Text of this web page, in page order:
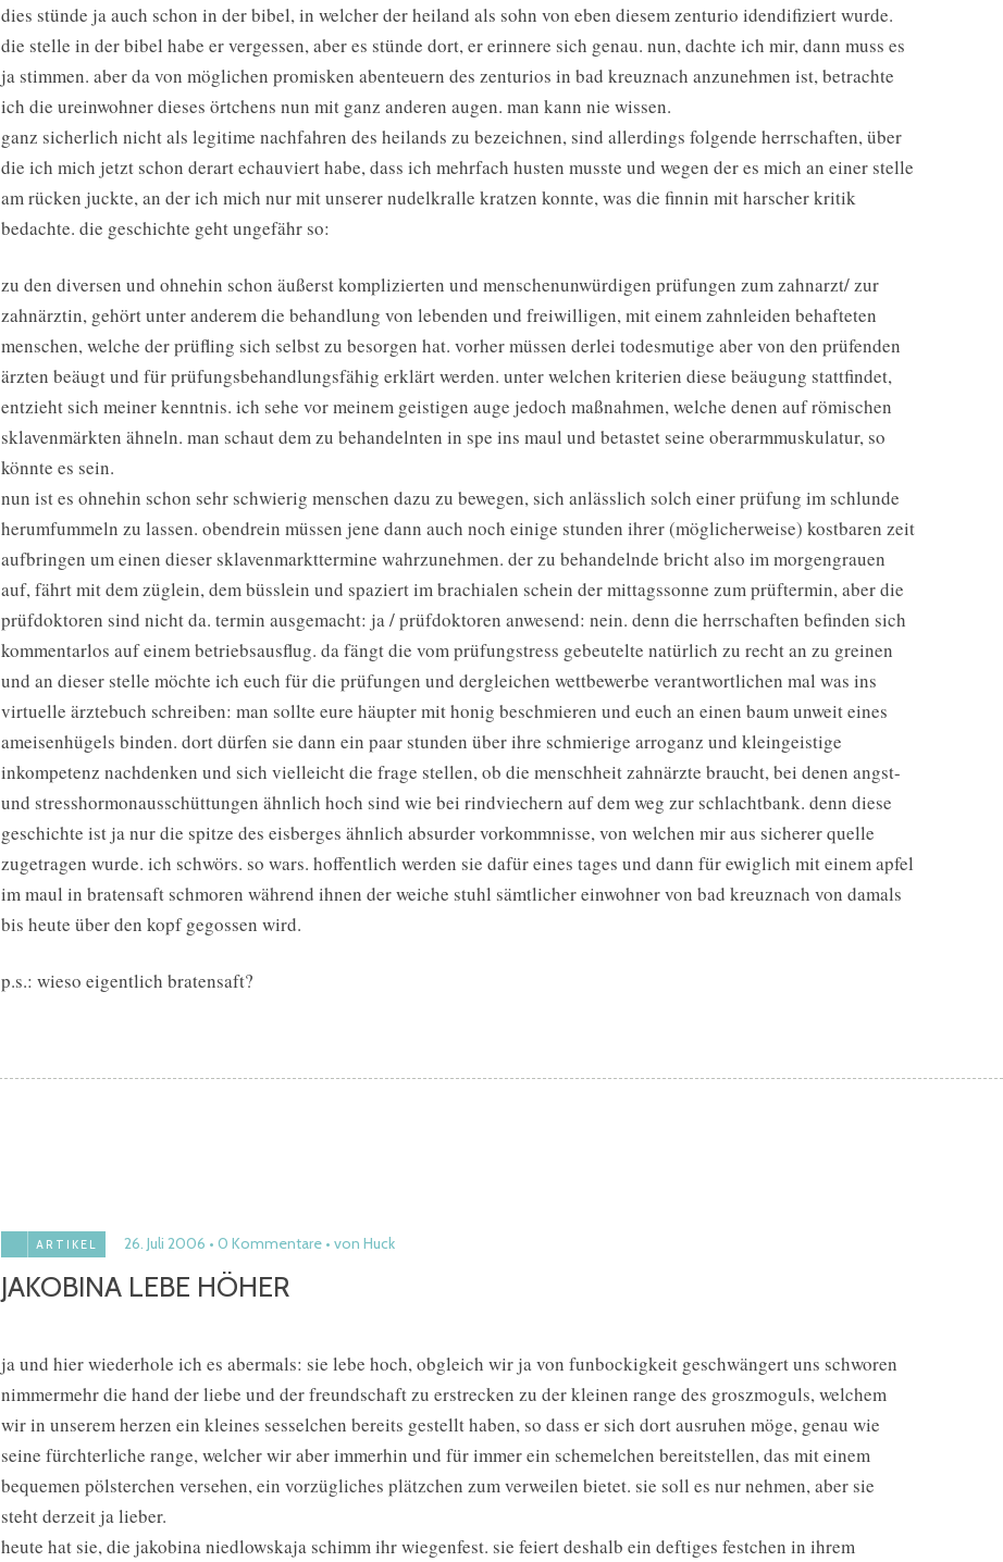
dies stünde ja auch schon in der bibel, in welcher der heiland als sohn von eben diesem zenturio idendifiziert wurde.
die stelle in der bibel habe er vergessen, aber es stünde dort, er erinnere sich genau. nun, dachte ich mir, dann muss es
ja stimmen. aber da von möglichen promisken abenteuern des zenturios in bad kreuznach anzunehmen ist, betrachte
ich die ureinwohner dieses örtchens nun mit ganz anderen augen. man kann nie wissen.
ganz sicherlich nicht als legitime nachfahren des heilands zu bezeichnen, sind allerdings folgende herrschaften, über
die ich mich jetzt schon derart echauviert habe, dass ich mehrfach husten musste und wegen der es mich an einer stelle
am rücken juckte, an der ich mich nur mit unserer nudelkralle kratzen konnte, was die finnin mit harscher kritik
bedachte. die geschichte geht ungefähr so:
zu den diversen und ohnehin schon äußerst komplizierten und menschenunwürdigen prüfungen zum zahnarzt/ zur
zahnärztin, gehört unter anderem die behandlung von lebenden und freiwilligen, mit einem zahnleiden behafteten
menschen, welche der prüfling sich selbst zu besorgen hat. vorher müssen derlei todesmutige aber von den prüfenden
ärzten beäugt und für prüfungsbehandlungsfähig erklärt werden. unter welchen kriterien diese beäugung stattfindet,
entzieht sich meiner kenntnis. ich sehe vor meinem geistigen auge jedoch maßnahmen, welche denen auf römischen
sklavenmärkten ähneln. man schaut dem zu behandelnten in spe ins maul und betastet seine oberarmmuskulatur, so
könnte es sein.
nun ist es ohnehin schon sehr schwierig menschen dazu zu bewegen, sich anlässlich solch einer prüfung im schlunde
herumfummeln zu lassen. obendrein müssen jene dann auch noch einige stunden ihrer (möglicherweise) kostbaren zeit
aufbringen um einen dieser sklavenmarkttermine wahrzunehmen. der zu behandelnde bricht also im morgengrauen
auf, fährt mit dem züglein, dem büsslein und spaziert im brachialen schein der mittagssonne zum prüftermin, aber die
prüfdoktoren sind nicht da. termin ausgemacht: ja / prüfdoktoren anwesend: nein. denn die herrschaften befinden sich
kommentarlos auf einem betriebsausflug. da fängt die vom prüfungstress gebeutelte natürlich zu recht an zu greinen
und an dieser stelle möchte ich euch für die prüfungen und dergleichen wettbewerbe verantwortlichen mal was ins
virtuelle ärztebuch schreiben: man sollte eure häupter mit honig beschmieren und euch an einen baum unweit eines
ameisenhügels binden. dort dürfen sie dann ein paar stunden über ihre schmierige arroganz und kleingeistige
inkompetenz nachdenken und sich vielleicht die frage stellen, ob die menschheit zahnärzte braucht, bei denen angst-
und stresshormonausschüttungen ähnlich hoch sind wie bei rindviechern auf dem weg zur schlachtbank. denn diese
geschichte ist ja nur die spitze des eisberges ähnlich absurder vorkommnisse, von welchen mir aus sicherer quelle
zugetragen wurde. ich schwörs. so wars. hoffentlich werden sie dafür eines tages und dann für ewiglich mit einem apfel
im maul in bratensaft schmoren während ihnen der weiche stuhl sämtlicher einwohner von bad kreuznach von damals
bis heute über den kopf gegossen wird.
p.s.: wieso eigentlich bratensaft?
ARTIKEL 26. Juli 2006 0 Kommentare von Huck
JAKOBINA LEBE HÖHER
ja und hier wiederhole ich es abermals: sie lebe hoch, obgleich wir ja von funbockigkeit geschwängert uns schworen
nimmermehr die hand der liebe und der freundschaft zu erstrecken zu der kleinen range des groszmoguls, welchem
wir in unserem herzen ein kleines sesselchen bereits gestellt haben, so dass er sich dort ausruhen möge, genau wie
seine fürchterliche range, welcher wir aber immerhin und für immer ein schemelchen bereitstellen, das mit einem
bequemen pölsterchen versehen, ein vorzügliches plätzchen zum verweilen bietet. sie soll es nur nehmen, aber sie
steht derzeit ja lieber.
heute hat sie, die jakobina niedlowskaja schimm ihr wiegenfest. sie feiert deshalb ein deftiges festchen in ihrem